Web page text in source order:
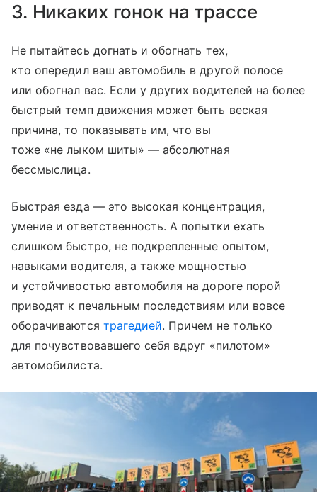
3. Никаких гонок на трассе
Не пытайтесь догнать и обогнать тех,
кто опередил ваш автомобиль в другой полосе
или обогнал вас. Если у других водителей на более
быстрый темп движения может быть веская
причина, то показывать им, что вы
тоже «не лыком шиты» — абсолютная
бессмыслица.
Быстрая езда — это высокая концентрация,
умение и ответственность. А попытки ехать
слишком быстро, не подкрепленные опытом,
навыками водителя, а также мощностью
и устойчивостью автомобиля на дороге порой
приводят к печальным последствиям или вовсе
оборачиваются трагедией. Причем не только
для почувствовавшего себя вдруг «пилотом»
автомобилиста.